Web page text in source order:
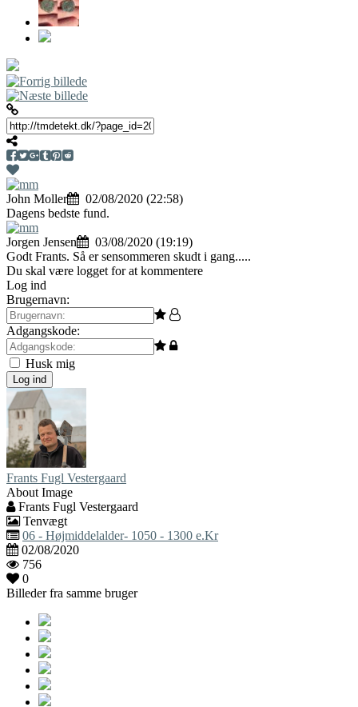
John Moller
02/08/2020 (22:58)
Dagens bedste fund.
Jorgen Jensen
03/08/2020 (19:19)
Godt Frants. Så er sensommeren skudt i gang.....
Du skal være logget for at kommentere
Log ind
Brugernavn:
Adgangskode:
Husk mig
Log ind
Frants Fugl Vestergaard
About Image
Frants Fugl Vestergaard
Tenvægt
06 - Højmiddelalder- 1050 - 1300 e.Kr
02/08/2020
756
0
Billeder fra samme bruger